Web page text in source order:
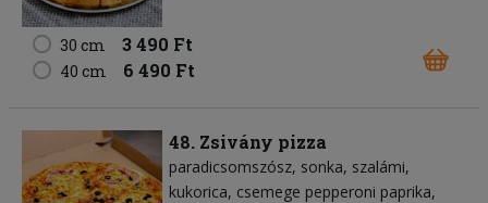
30 cm 3 490 Ft
40 cm 6 490 Ft
48. Zsivány pizza
paradicsomszósz sonka szalámi
kukorica csemege pepperoni paprika